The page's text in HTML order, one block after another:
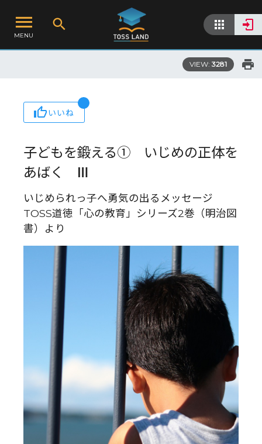
MENU
VIEW: 3281
いいね
子どもを鍛える① いじめの正体を
あばく Ⅲ
いじめられっ子へ勇気の出るメッセージ
TOSS道徳「心の教育」シリーズ2巻（明治図
書）より